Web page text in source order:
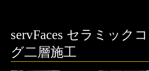
servFaces セラミック
グ二層施工